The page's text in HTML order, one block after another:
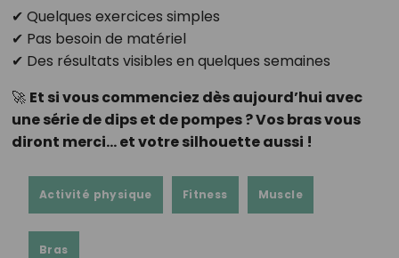
✔ Quelques exercices simples
✔ Pas besoin de matériel
✔ Des résultats visibles en quelques semaines
🚀 Et si vous commenciez dès aujourd’hui avec
une série de dips et de pompes ? Vos bras vous
diront merci… et votre silhouette aussi !
Activité physique Fitness Muscle
Bras